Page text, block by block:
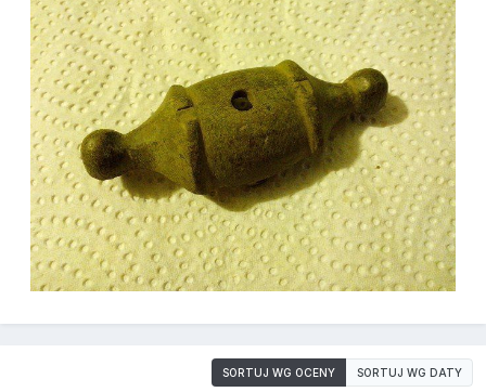
SORTUJ WG OCENY SORTUJ WG DATY